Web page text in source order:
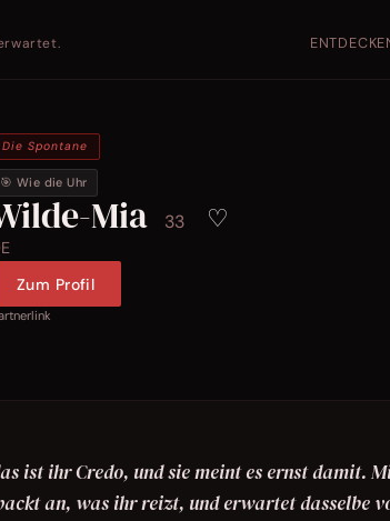
Die Spontane
🎯 Wie die Uhr
Mia 33 ♡
Zum Profil
ist ihr Credo, und sie meint es ernst damit.
an, was ihr reizt, und erwartet dasselbe